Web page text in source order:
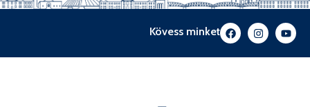
Kövess minket